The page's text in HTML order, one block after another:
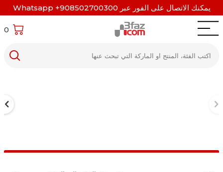
يمكنك الاتصال على الفور عبر Whatsapp +908502700300
0